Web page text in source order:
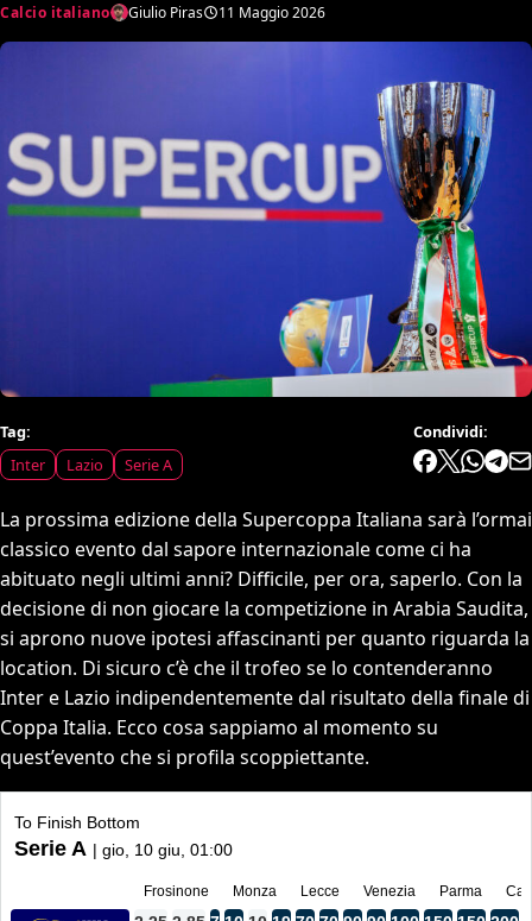
Calcio italiano Giulio Piras 11 Maggio 2026
Tag:
Inter
Lazio Serie A
Condividi:
La prossima edizione della Supercoppa Italiana sarà l’ormai
classico evento dal sapore internazionale come ci ha
abituato negli ultimi anni? Difficile, per ora, saperlo. Con la
decisione di non giocare la competizione in Arabia Saudita,
si aprono nuove ipotesi affascinanti per quanto riguarda la
location. Di sicuro c’è che il trofeo se lo contenderanno
Inter e Lazio indipendentemente dal risultato della finale di
Coppa Italia. Ecco cosa sappiamo al momento su
quest’evento che si profila scoppiettante.